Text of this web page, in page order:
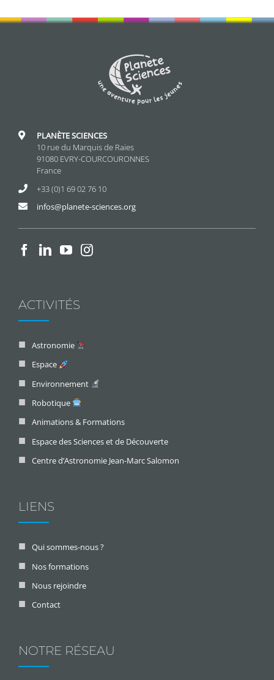
PLANÈTE SCIENCES
10 rue du Marquis de Raies
91080 EVRY-COURCOURONNES
France
+33 (0)1 69 02 76 10
infos@planete-sciences.org
ACTIVITÉS
Astronomie
Espace
Environnement
Robotique
Animations & Formations
Espace des Sciences et de Découverte
Centre d’Astronomie Jean-Marc Salomon
LIENS
Qui sommes-nous ?
Nos formations
Nous rejoindre
Contact
NOTRE RÉSEAU